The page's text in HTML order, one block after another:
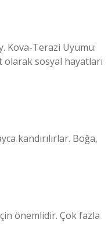
Kova-Terazi Uyumu:
olarak sosyal hayatları
kandırılırlar. Boğa,
önemlidir. Çok fazla